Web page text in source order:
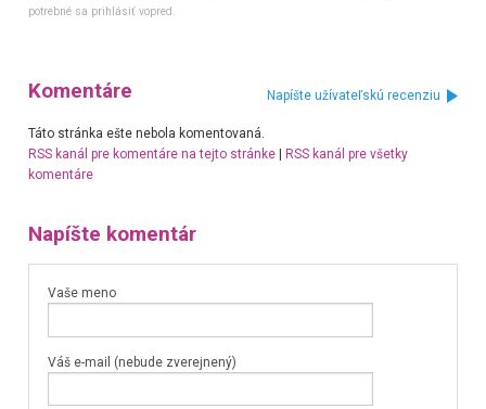
potrebné sa prihlásiť vopred.
Komentáre Napíšte užívateľskú recenziu
Táto stránka ešte nebola komentovaná.
RSS kanál pre komentáre na tejto stránke|
RSS kanál pre všetky
komentáre
Napíšte komentár
Vaše meno
Váš e-mail (nebude zverejnený)